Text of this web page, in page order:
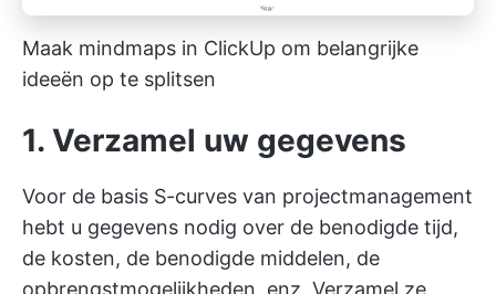
Maak mindmaps in ClickUp om belangrijke
ideeën op te splitsen
1. Verzamel uw gegevens
Voor de basis S-curves van projectmanagement
hebt u gegevens nodig over de benodigde tijd,
de kosten, de benodigde middelen, de
opbrengstmogelijkheden, enz. Verzamel ze